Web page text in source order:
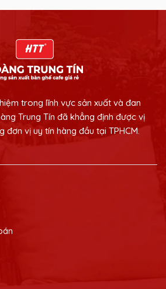
trong lĩnh vực sản xuất và đan
Trung Tín đã khẳng định được vị
đơn vị uy tín hàng đầu tại TPHCM.